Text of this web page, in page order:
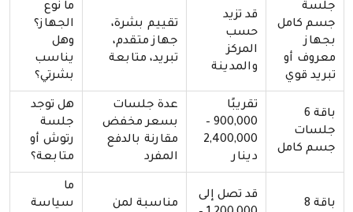
جلسة
جسم كامل
بجهاز
معروف أو
تبريد قوي
قد تزيد
حسب
المركز
والمدينة
تقييم بشرة،
جهاز متقدم،
تبريد، متابعة
ما نوع
الجهاز؟
وهل
يناسب
بشرتي؟
باقة 6
جلسات
جسم كامل
تقريبًا
900,000 –
2,400,000
دينار
عدة جلسات
بسعر مخفض
مقارنة بالدفع
المفرد
هل توجد
جلسة
رتوش أو
متابعة؟
باقة 8
قد تصل إلى
مناسبة لمن
ما
سياسة